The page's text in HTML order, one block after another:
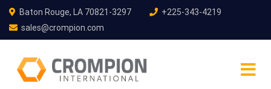
Baton Rouge, LA 70821-3297
+225-343-4219
sales@crompion.com